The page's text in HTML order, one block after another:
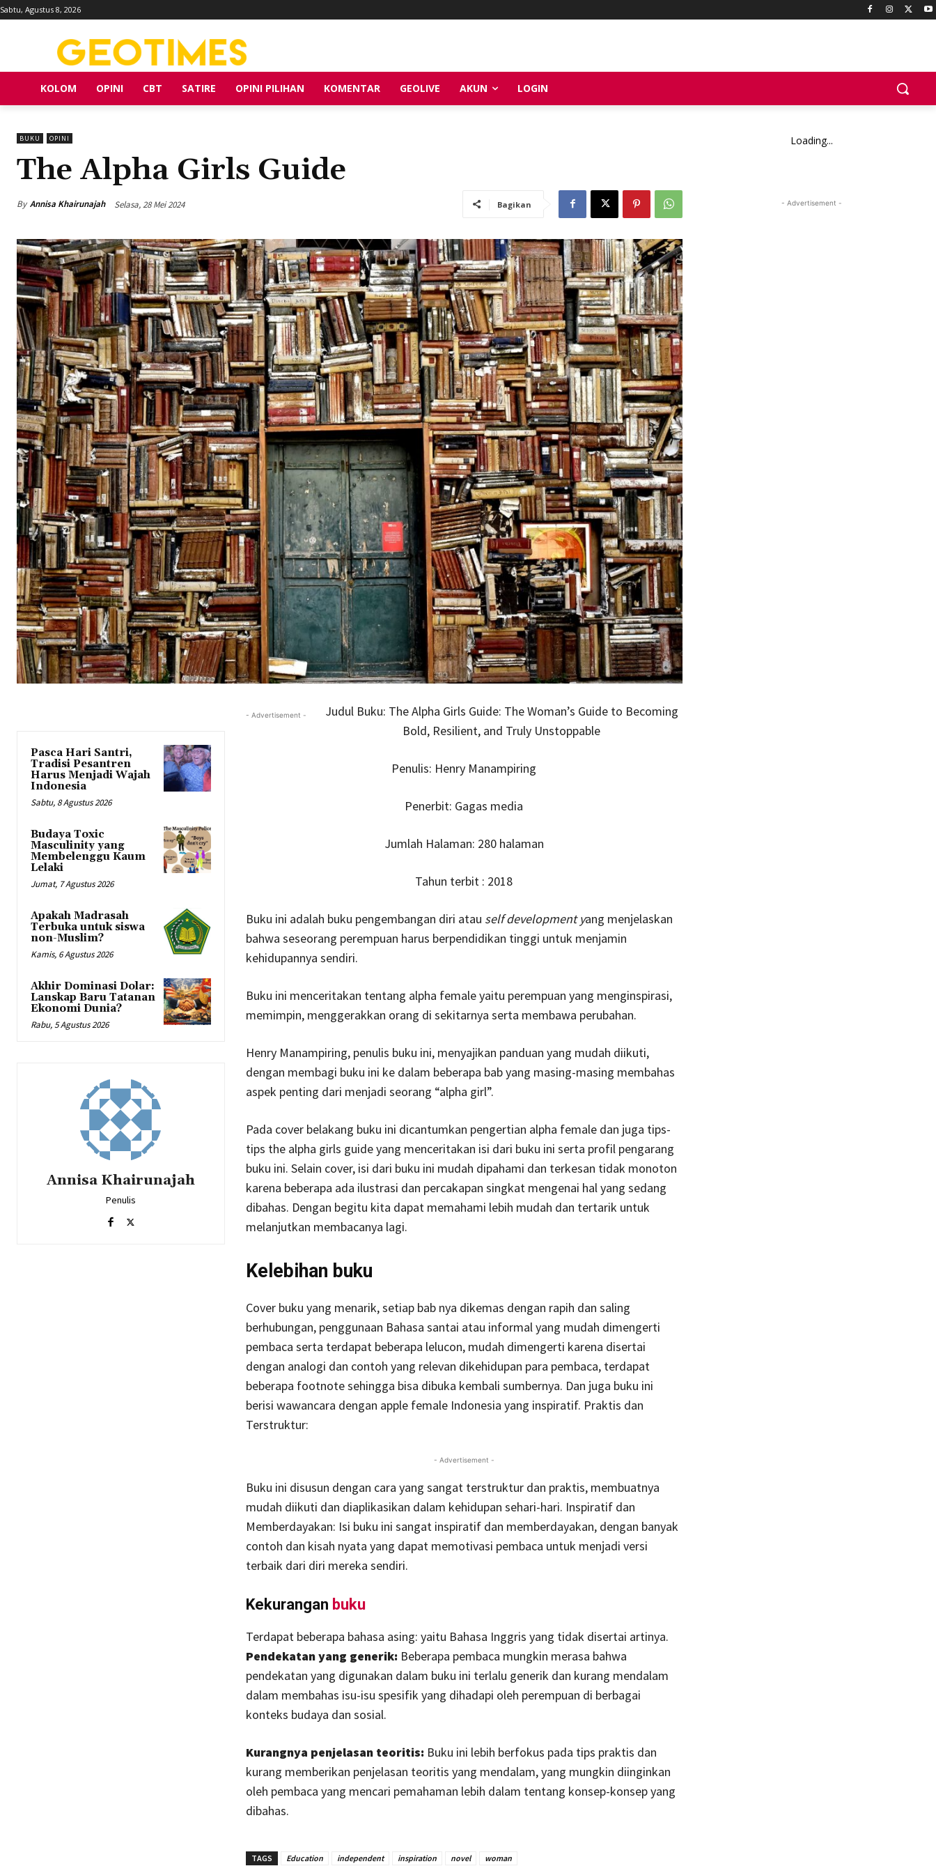
Sabtu, Agustus 8, 2026
KOLOM OPINI CBT SATIRE OPINI PILIHAN KOMENTAR GEOLIVE AKUN LOGIN
BUKU OPINI
The Alpha Girls Guide
By Annisa Khairunajah Selasa, 28 Mei 2024 Bagikan
Pasca Hari Santri,
Tradisi Pesantren
Harus Menjadi Wajah
Indonesia
Sabtu, 8 Agustus 2026
Budaya Toxic
Masculinity yang
Membelenggu Kaum
Lelaki
Jumat, 7 Agustus 2026
Apakah Madrasah
Terbuka untuk siswa
non-Muslim?
Kamis, 6 Agustus 2026
Akhir Dominasi Dolar:
Lanskap Baru Tatanan
Ekonomi Dunia?
Rabu, 5 Agustus 2026
Annisa Khairunajah
Penulis
- Advertisement -
Judul Buku: The Alpha Girls Guide: The Woman’s Guide to Becoming
Bold, Resilient, and Truly Unstoppable
Penulis: Henry Manampiring
Penerbit: Gagas media
Jumlah Halaman: 280 halaman
Tahun terbit : 2018
Buku ini adalah buku pengembangan diri atau self development yang menjelaskan
bahwa seseorang perempuan harus berpendidikan tinggi untuk menjamin
kehidupannya sendiri.
Buku ini menceritakan tentang alpha female yaitu perempuan yang menginspirasi,
memimpin, menggerakkan orang di sekitarnya serta membawa perubahan.
Henry Manampiring, penulis buku ini, menyajikan panduan yang mudah diikuti,
dengan membagi buku ini ke dalam beberapa bab yang masing-masing membahas
aspek penting dari menjadi seorang “alpha girl”.
Pada cover belakang buku ini dicantumkan pengertian alpha female dan juga tips-
tips the alpha girls guide yang menceritakan isi dari buku ini serta profil pengarang
buku ini. Selain cover, isi dari buku ini mudah dipahami dan terkesan tidak monoton
karena beberapa ada ilustrasi dan percakapan singkat mengenai hal yang sedang
dibahas. Dengan begitu kita dapat memahami lebih mudah dan tertarik untuk
melanjutkan membacanya lagi.
Kelebihan buku
Cover buku yang menarik, setiap bab nya dikemas dengan rapih dan saling
berhubungan, penggunaan Bahasa santai atau informal yang mudah dimengerti
pembaca serta terdapat beberapa lelucon, mudah dimengerti karena disertai
dengan analogi dan contoh yang relevan dikehidupan para pembaca, terdapat
beberapa footnote sehingga bisa dibuka kembali sumbernya. Dan juga buku ini
berisi wawancara dengan apple female Indonesia yang inspiratif. Praktis dan
Terstruktur:
- Advertisement -
Buku ini disusun dengan cara yang sangat terstruktur dan praktis, membuatnya
mudah diikuti dan diaplikasikan dalam kehidupan sehari-hari. Inspiratif dan
Memberdayakan: Isi buku ini sangat inspiratif dan memberdayakan, dengan banyak
contoh dan kisah nyata yang dapat memotivasi pembaca untuk menjadi versi
terbaik dari diri mereka sendiri.
Kekurangan buku
Terdapat beberapa bahasa asing: yaitu Bahasa Inggris yang tidak disertai artinya.
Pendekatan yang generik: Beberapa pembaca mungkin merasa bahwa
pendekatan yang digunakan dalam buku ini terlalu generik dan kurang mendalam
dalam membahas isu-isu spesifik yang dihadapi oleh perempuan di berbagai
konteks budaya dan sosial.
Kurangnya penjelasan teoritis: Buku ini lebih berfokus pada tips praktis dan
kurang memberikan penjelasan teoritis yang mendalam, yang mungkin diinginkan
oleh pembaca yang mencari pemahaman lebih dalam tentang konsep-konsep yang
dibahas.
TAGS Education independent inspiration novel woman
Loading...
- Advertisement -